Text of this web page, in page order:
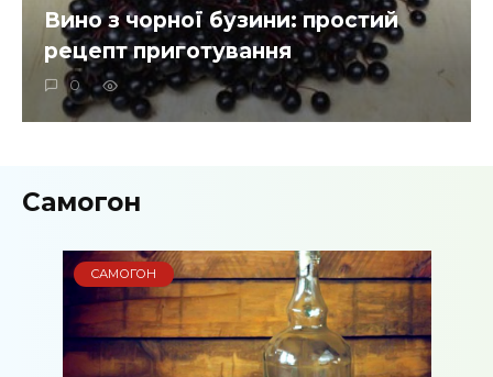
Вино з чорної бузини: простий
рецепт приготування
0
Самогон
САМОГОН